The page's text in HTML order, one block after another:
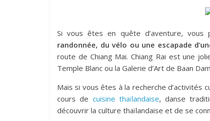
Si vous êtes en quête d’aventure, vous
randonnée, du vélo ou une escapade
route de Chiang Mai. Chiang Rai est une
Temple Blanc ou la Galerie d’Art de Baan
Mais si vous êtes à la recherche d’activités
cours de cuisine thaïlandaise, danse
découvrir la culture thaïlandaise et de se